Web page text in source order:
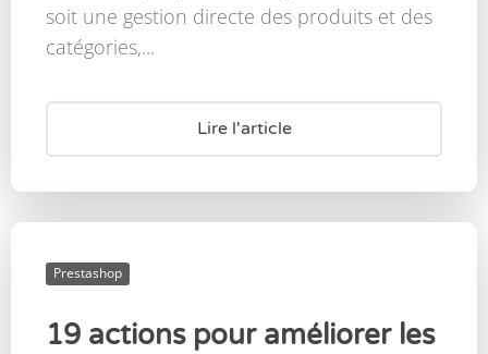
soit une gestion directe des produits et des
catégories,...
Lire l'article
Prestashop
19 actions pour améliorer les